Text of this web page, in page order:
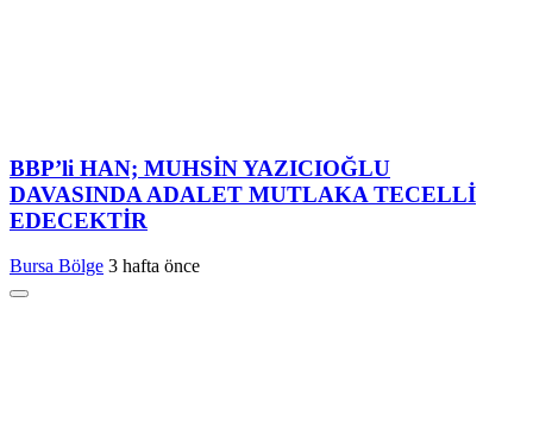
BBP’li HAN; MUHSİN YAZICIOĞLU
DAVASINDA ADALET MUTLAKA TECELLİ
EDECEKTİR
Bursa Bölge 3 hafta önce